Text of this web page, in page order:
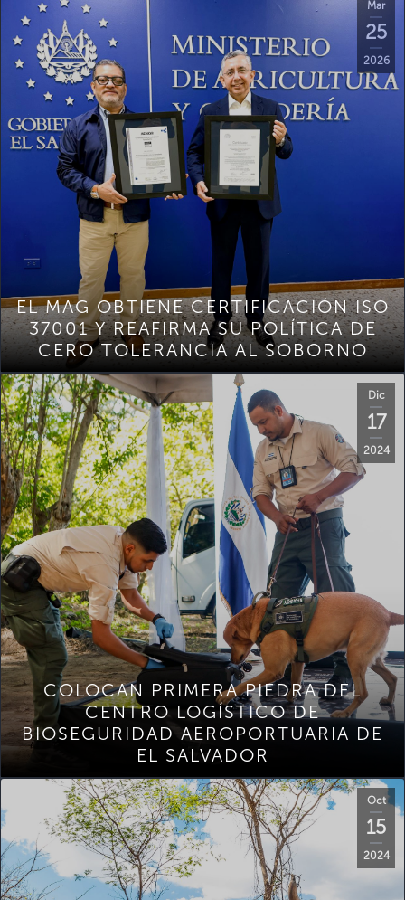
Mar
25
2026
EL MAG OBTIENE CERTIFICACIÓN ISO
37001 Y REAFIRMA SU POLÍTICA DE
CERO TOLERANCIA AL SOBORNO
Dic
17
2024
COLOCAN PRIMERA PIEDRA DEL
CENTRO LOGÍSTICO DE
BIOSEGURIDAD AEROPORTUARIA DE
EL SALVADOR
Oct
15
2024